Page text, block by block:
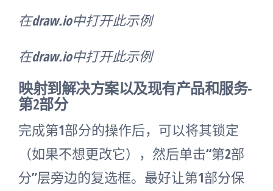
在draw.io中打开此示例
在draw.io中打开此示例
映射到解决方案以及现有产品和服务-
第2部分
完成第1部分的操作后，可以将其锁定
（如果不想更改它），然后单击“第2部
分”层旁边的复选框。最好让第1部分保